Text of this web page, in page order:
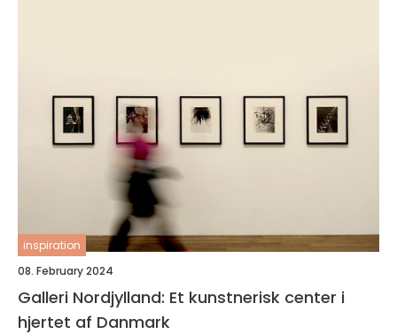
inspiration
08. February 2024
Galleri Nordjylland: Et kunstnerisk center i
hjertet af Danmark